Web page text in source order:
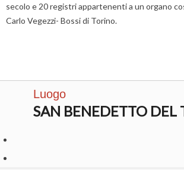
secolo e 20 registri appartenenti a un organo
Carlo Vegezzi- Bossi di Torino.
Luogo
SAN BENEDETTO DEL